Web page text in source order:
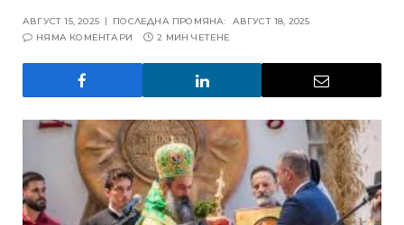
АВГУСТ 15, 2025 ПОСЛЕДНА ПРОМЯНА:
АВГУСТ 18, 2025
НЯМА КОМЕНТАРИ
2 МИН ЧЕТЕНЕ